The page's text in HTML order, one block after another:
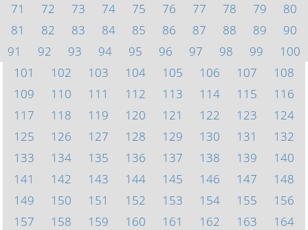
71
72 73 74 75 76 77 78 79
80
81
82 83 84 85 86 87 88 89
90
91
92 93 94 95 96 97 98 99
100
101
102 103 104 105 106 107
108
109
110 111 112 113 114 115
116
117
118 119 120 121 122 123
124
125
126 127 128 129 130 131
132
133
134 135 136 137 138 139
140
141
142 143 144 145 146 147
148
149
150 151 152 153 154 155
156
157
158 159 160 161 162 163
164